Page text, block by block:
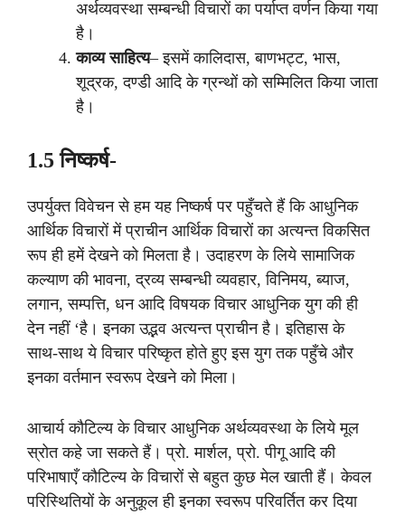
अर्थव्यवस्था सम्बन्धी विचारों का पर्याप्त वर्णन किया गया
है।
काव्य साहित्य– इसमें कालिदास, बाणभट्ट, भास,
शूद्रक, दण्डी आदि के ग्रन्थों को सम्मिलित किया जाता
है।
1.5 निष्कर्ष-
उपर्युक्त विवेचन से हम यह निष्कर्ष पर पहुँचते हैं कि आधुनिक
आर्थिक विचारों में प्राचीन आर्थिक विचारों का अत्यन्त विकसित
रूप ही हमें देखने को मिलता है। उदाहरण के लिये सामाजिक
कल्याण की भावना, द्रव्य सम्बन्धी व्यवहार, विनिमय, ब्याज,
लगान, सम्पत्ति, धन आदि विषयक विचार आधुनिक युग की ही
देन नहीं ‘है। इनका उद्भव अत्यन्त प्राचीन है। इतिहास के
साथ-साथ ये विचार परिष्कृत होते हुए इस युग तक पहुँचे और
इनका वर्तमान स्वरूप देखने को मिला।
आचार्य कौटिल्य के विचार आधुनिक अर्थव्यवस्था के लिये मूल
स्रोत कहे जा सकते हैं। प्रो. मार्शल, प्रो. पीगू आदि की
परिभाषाएँ कौटिल्य के विचारों से बहुत कुछ मेल खाती हैं। केवल
परिस्थितियों के अनुकूल ही इनका स्वरूप परिवर्तित कर दिया